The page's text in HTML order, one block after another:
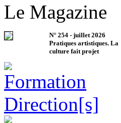
Le Magazine
N° 254 - juillet 2026
Pratiques artistiques. La
culture fait projet